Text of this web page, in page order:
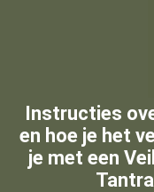
Instructies
en hoe je het
je met een